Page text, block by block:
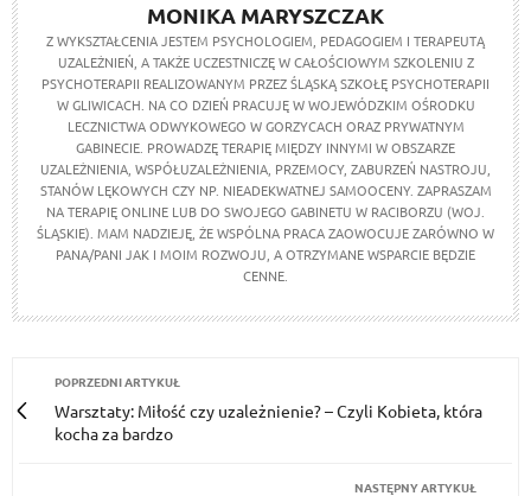
MONIKA MARYSZCZAK
Z WYKSZTAŁCENIA JESTEM PSYCHOLOGIEM, PEDAGOGIEM I TERAPEUTĄ
UZALEŻNIEŃ, A TAKŻE UCZESTNICZĘ W CAŁOŚCIOWYM SZKOLENIU Z
PSYCHOTERAPII REALIZOWANYM PRZEZ ŚLĄSKĄ SZKOŁĘ PSYCHOTERAPII
W GLIWICACH. NA CO DZIEŃ PRACUJĘ W WOJEWÓDZKIM OŚRODKU
LECZNICTWA ODWYKOWEGO W GORZYCACH ORAZ PRYWATNYM
GABINECIE. PROWADZĘ TERAPIĘ MIĘDZY INNYMI W OBSZARZE
UZALEŻNIENIA, WSPÓŁUZALEŻNIENIA, PRZEMOCY, ZABURZEŃ NASTROJU,
STANÓW LĘKOWYCH CZY NP. NIEADEKWATNEJ SAMOOCENY. ZAPRASZAM
NA TERAPIĘ ONLINE LUB DO SWOJEGO GABINETU W RACIBORZU (WOJ.
ŚLĄSKIE). MAM NADZIEJĘ, ŻE WSPÓLNA PRACA ZAOWOCUJE ZARÓWNO W
PANA/PANI JAK I MOIM ROZWOJU, A OTRZYMANE WSPARCIE BĘDZIE
CENNE.
POPRZEDNI ARTYKUŁ
Warsztaty: Miłość czy uzależnienie? – Czyli Kobieta, która
kocha za bardzo
NASTĘPNY ARTYKUŁ